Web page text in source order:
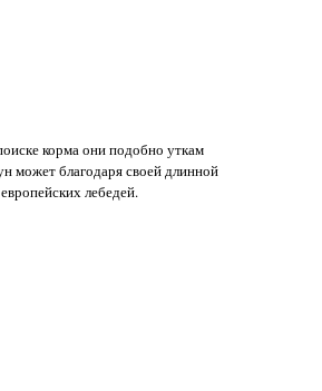
корма они подобно уткам
может благодаря своей длинной
лебедей.